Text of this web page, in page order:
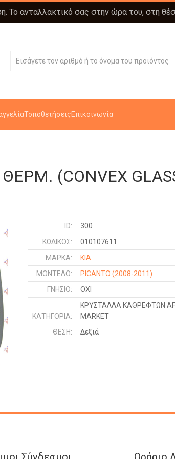
Το ανταλλακτικό σας στην ώρα του, στη
ΤοποθετήσειςΕπικοινωνία
(CONVEX
ID:
300
ΚΩΔΙΚΌΣ:
010107611
ΜΑΡΚΑ:
KIA
ΜΟΝΤΕΛΟ:
PICANTO (2008-2011)
ΓΝΉΣΙΟ:
ΟΧΙ
ΚΑΤΗΓΟΡΊΑ:
ΚΡΥΣΤΑΛΛΑ ΚΑΘΡΕΦΤΩΝ
MARKET
ΘΈΣΗ:
Δεξιά